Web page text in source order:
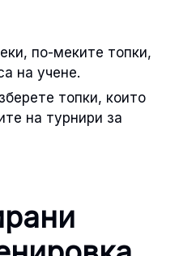
по-меките топки,
на учене.
топки, които
на турнири за